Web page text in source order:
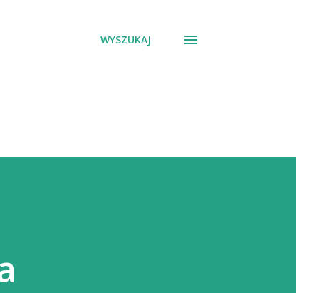
WYSZUKAJ